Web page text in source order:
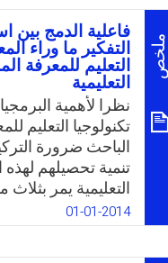
ملخص
فاعلية الدمج بين
التفكير ما وراء
التعليم للمعرفة
التعليمية
نظرا لأهمية
تكنولوجيا التعليم
الباحث ضرورة
تنمية تحصيلهم
التعليمية يمر
والتقويم، وبما أن
التي تتطلب مهارات
وبما أن مهارات
01-01-2014